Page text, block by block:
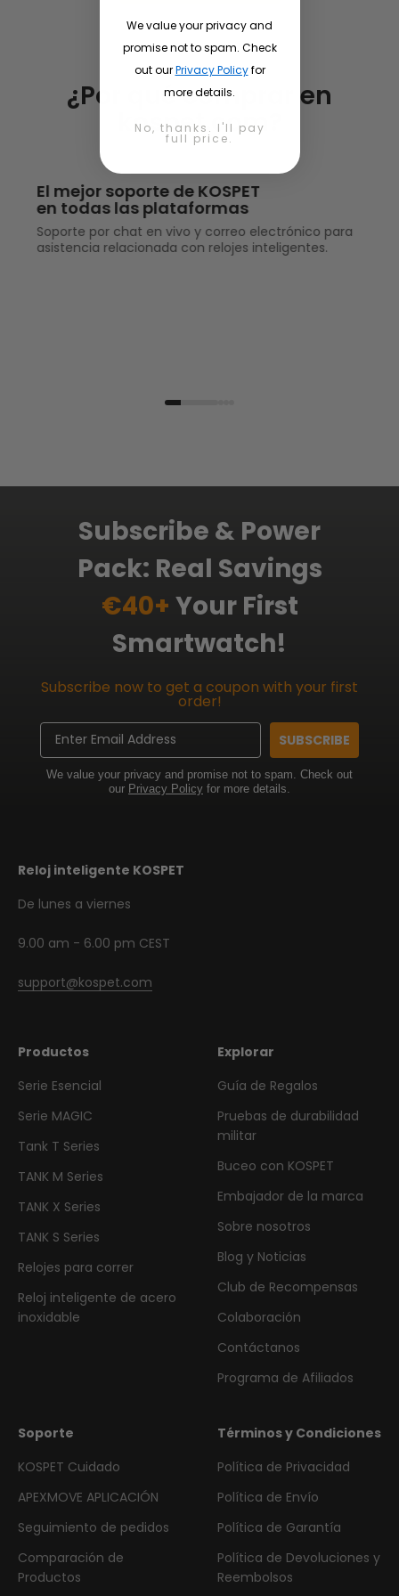
¿Por qué comprar en
kospet.com?
El mejor soporte de KOSPET
en todas las plataformas
Soporte por chat en vivo y correo electrónico para
asistencia relacionada con relojes inteligentes.
Subscribe & Power
Pack: Real Savings
€40+ Your First
Smartwatch!
Subscribe now to get a coupon with your first
order!
Email
SUBSCRIBE
We value your privacy and promise not to spam. Check out
our Privacy Policy for more details.
Reloj inteligente KOSPET
De lunes a viernes
9.00 am - 6.00 pm CEST
support@kospet.com
Productos
Serie Esencial
Serie MAGIC
Tank T Series
TANK M Series
TANK X Series
TANK S Series
Relojes para correr
Reloj inteligente de acero
inoxidable
Explorar
Guía de Regalos
Pruebas de durabilidad
militar
Buceo con KOSPET
Embajador de la marca
Sobre nosotros
Blog y Noticias
Club de Recompensas
Colaboración
Contáctanos
Programa de Afiliados
Soporte
KOSPET Cuidado
APEXMOVE APLICACIÓN
Seguimiento de pedidos
Comparación de
Productos
Términos y Condiciones
Política de Privacidad
Política de Envío
Política de Garantía
Política de Devoluciones y
Reembolsos
We value your privacy and
promise not to spam. Check
out ourPrivacy Policyfor
more details.
No, thanks. I'll pay
full price.